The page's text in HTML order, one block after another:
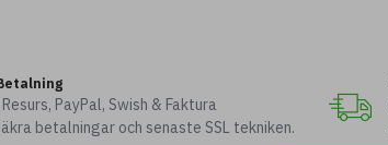
PayPal, Swish & Faktura
betalningar och senaste SSL tekniken.